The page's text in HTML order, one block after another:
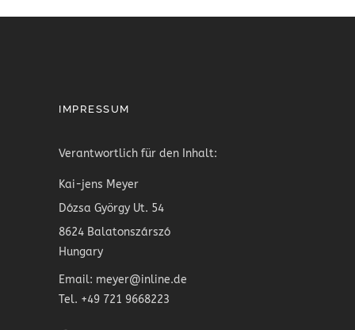
IMPRESSUM
Verantwortlich für den Inhalt:
Kai-jens Meyer
Dózsa György Ut. 54
8624 Balatonszárszó
Hungary
Email: meyer@inline.de
Tel. +49 721 9668223